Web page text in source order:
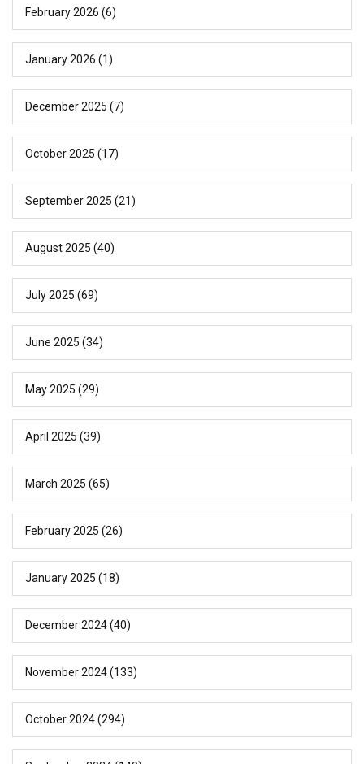
February 2026 (6)
January 2026 (1)
December 2025 (7)
October 2025 (17)
September 2025 (21)
August 2025 (40)
July 2025 (69)
June 2025 (34)
May 2025 (29)
April 2025 (39)
March 2025 (65)
February 2025 (26)
January 2025 (18)
December 2024(40)
November 2024(133)
October 2024(294)